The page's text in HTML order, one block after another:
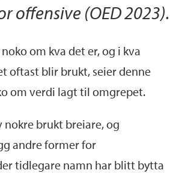
offensive (OED 2023).
om kva det er, og i kva
oftast blir brukt, seier denne
om verdi lagt til omgrepet.
nokre brukt breiare, og
andre former for
tidlegare namn har blitt bytta